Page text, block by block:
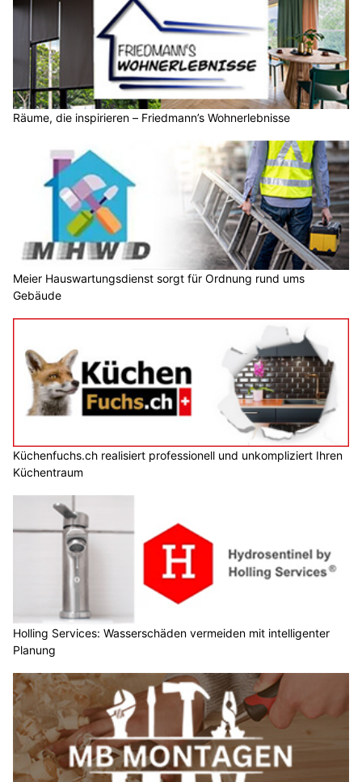
Räume, die inspirieren – Friedmann’s Wohnerlebnisse
Meier Hauswartungsdienst sorgt für Ordnung rund ums
Gebäude
Küchenfuchs.ch realisiert professionell und unkompliziert Ihren
Küchentraum
Holling Services: Wasserschäden vermeiden mit intelligenter
Planung